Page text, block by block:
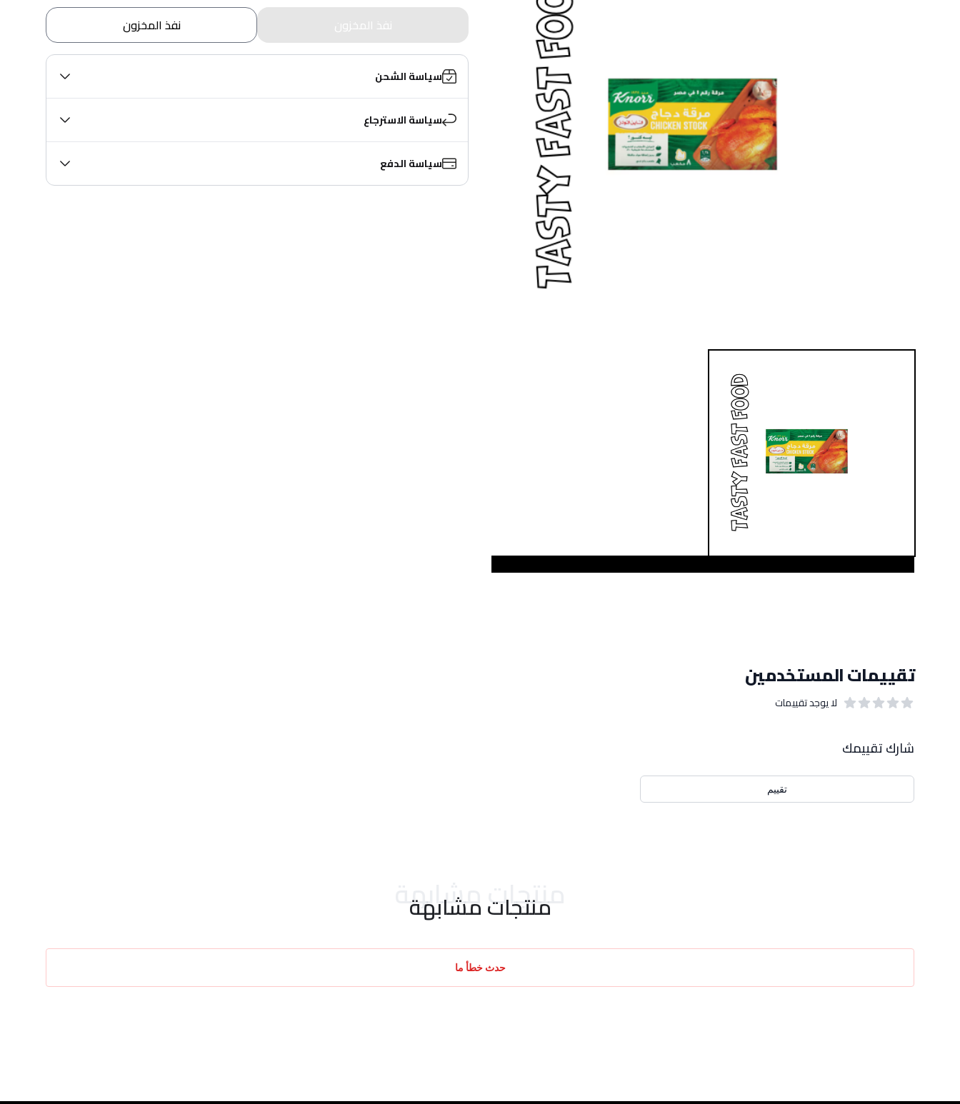
نفذ المخزون نفذ المخزون
سياسة الشحن
سياسة الاسترجاع
سياسة الدفع
تقييمات المستخدمين
لا يوجد تقييمات
شارك تقييمك
تقييم
منتجات مشابهة
منتجات مشابهة
حدث خطأ ما